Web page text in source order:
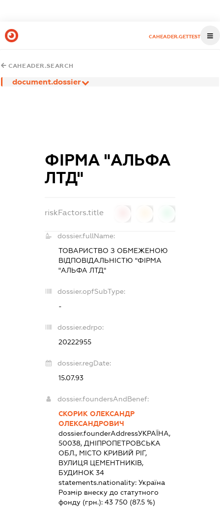
CAHEADER.GETTEST
CAHEADER.SEARCH
document.dossier
ФІРМА "АЛЬФА
ЛТД"
riskFactors.title
dossier.fullName:
ТОВАРИСТВО З ОБМЕЖЕНОЮ
ВІДПОВІДАЛЬНІСТЮ "ФІРМА
"АЛЬФА ЛТД"
dossier.opfSubType:
-
dossier.edrpo:
20222955
dossier.regDate:
15.07.93
dossier.foundersAndBenef:
СКОРИК ОЛЕКСАНДР
ОЛЕКСАНДРОВИЧ
dossier.founderAddressУКРАЇНА,
50038, ДНІПРОПЕТРОВСЬКА
ОБЛ., МІСТО КРИВИЙ РІГ,
ВУЛИЦЯ ЦЕМЕНТНИКІВ,
БУДИНОК 34
statements.nationality: Україна
Розмір внеску до статутного
фонду (грн.): 43 750 (87.5 %)